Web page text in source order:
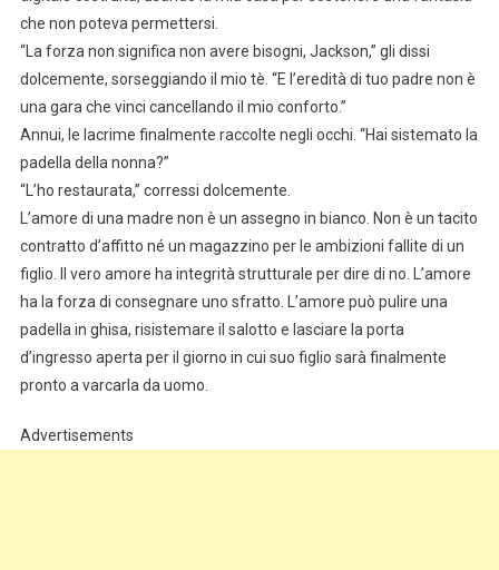
che non poteva permettersi.
“La forza non significa non avere bisogni, Jackson,” gli dissi
dolcemente, sorseggiando il mio tè. “E l’eredità di tuo padre non è
una gara che vinci cancellando il mio conforto.”
Annui, le lacrime finalmente raccolte negli occhi. “Hai sistemato la
padella della nonna?”
“L’ho restaurata,” corressi dolcemente.
L’amore di una madre non è un assegno in bianco. Non è un tacito
contratto d’affitto né un magazzino per le ambizioni fallite di un
figlio. Il vero amore ha integrità strutturale per dire di no. L’amore
ha la forza di consegnare uno sfratto. L’amore può pulire una
padella in ghisa, risistemare il salotto e lasciare la porta
d’ingresso aperta per il giorno in cui suo figlio sarà finalmente
pronto a varcarla da uomo.
Advertisements